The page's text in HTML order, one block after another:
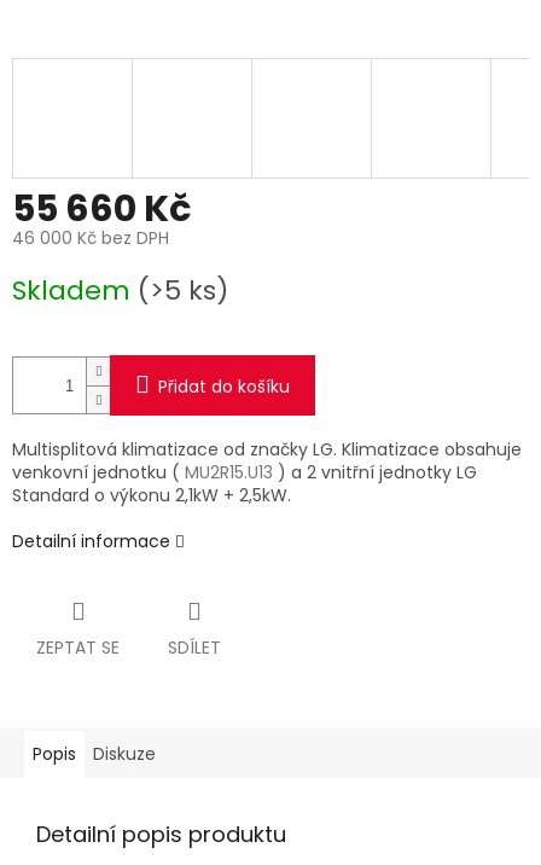
55 660 Kč
46 000 Kč bez DPH
cena:
Skladem (>5 ks)
Přidat do košíku
Multisplitová klimatizace od značky LG. Klimatizace obsahuje
venkovní jednotku ( MU2R15.U13 ) a 2 vnitřní jednotky LG
Standard o výkonu 2,1kW + 2,5kW.
Detailní informace
ZEPTAT SE SDÍLET
Popis Diskuze
Detailní popis produktu